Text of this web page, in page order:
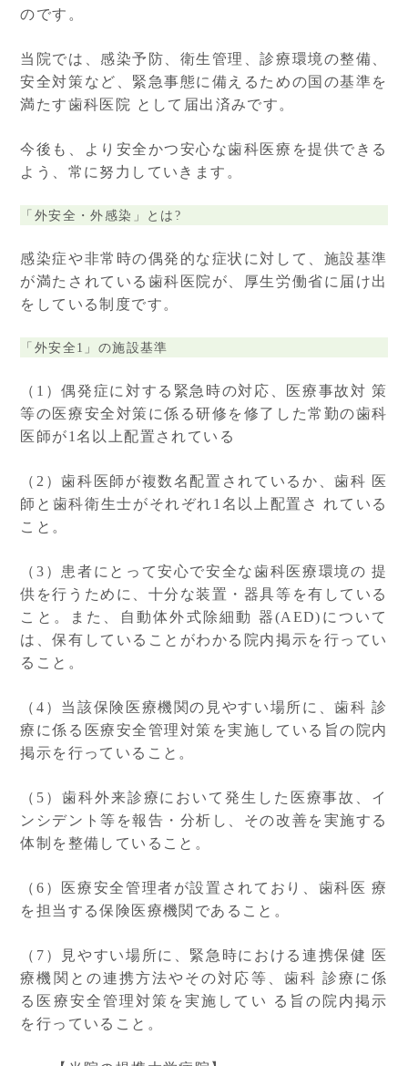
のです。
当院では、感染予防、衛生管理、診療環境の整備、
安全対策など、緊急事態に備えるための国の基準を
満たす歯科医院 として届出済みです。
今後も、より安全かつ安心な歯科医療を提供できる
よう、常に努力していきます。
「外安全・外感染」とは?
感染症や非常時の偶発的な症状に対して、施設基準
が満たされている歯科医院が、厚生労働省に届け出
をしている制度です。
「外安全1」の施設基準
（1）偶発症に対する緊急時の対応、医療事故対 策
等の医療安全対策に係る研修を修了した常勤の歯科
医師が1名以上配置されている
（2）歯科医師が複数名配置されているか、歯科 医
師と歯科衛生士がそれぞれ1名以上配置さ れている
こと。
（3）患者にとって安心で安全な歯科医療環境の 提
供を行うために、十分な装置・器具等を有している
こと。また、自動体外式除細動 器(AED)について
は、保有していることがわかる院内掲示を行ってい
ること。
（4）当該保険医療機関の見やすい場所に、歯科 診
療に係る医療安全管理対策を実施している旨の院内
掲示を行っていること。
（5）歯科外来診療において発生した医療事故、イ
ンシデント等を報告・分析し、その改善を実施する
体制を整備していること。
（6）医療安全管理者が設置されており、歯科医 療
を担当する保険医療機関であること。
（7）見やすい場所に、緊急時における連携保健 医
療機関との連携方法やその対応等、歯科 診療に係
る医療安全管理対策を実施してい る旨の院内掲示
を行っていること。